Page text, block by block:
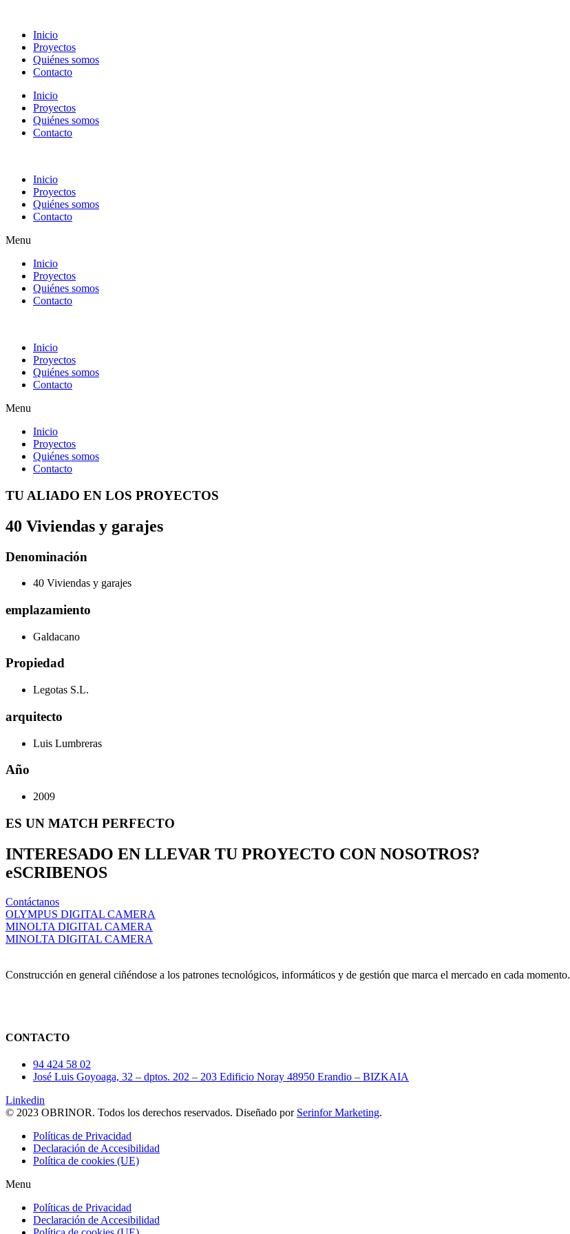
contenido
Inicio
Proyectos
Quiénes somos
Contacto
Inicio
Proyectos
Quiénes somos
Contacto
Inicio
Proyectos
Quiénes somos
Contacto
Menu
Inicio
Proyectos
Quiénes somos
Contacto
Inicio
Proyectos
Quiénes somos
Contacto
Menu
Inicio
Proyectos
Quiénes somos
Contacto
TU ALIADO EN LOS PROYECTOS
40 Viviendas y garajes
Denominación
40 Viviendas y garajes
emplazamiento
Galdacano
Propiedad
Legotas S.L.
arquitecto
Luis Lumbreras
Año
2009
ES UN MATCH PERFECTO
INTERESADO EN LLEVAR TU PROYECTO CON NOSOTROS?
eSCRIBENOS
Contáctanos
OLYMPUS DIGITAL CAMERA
MINOLTA DIGITAL CAMERA
MINOLTA DIGITAL CAMERA
Construcción en general ciñéndose a los patrones tecnológicos, informáticos y de gestión que marca el mercado en cada momento.
CONTACTO
94 424 58 02
José Luis Goyoaga, 32 – dptos. 202 – 203 Edificio Noray 48950 Erandio – BIZKAIA
Linkedin
© 2023 OBRINOR. Todos los derechos reservados. Diseñado por Serinfor Marketing.
Políticas de Privacidad
Declaración de Accesibilidad
Política de cookies (UE)
Menu
Políticas de Privacidad
Declaración de Accesibilidad